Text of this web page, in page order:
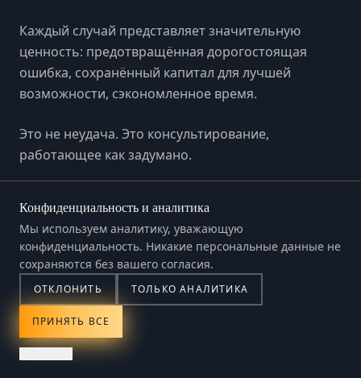
Конфиденциальность и аналитика
Мы используем аналитику, уважающую
конфиденциальность. Никакие персональные данные не
сохраняются без вашего согласия.
ОТКЛОНИТЬ ТОЛЬКО АНАЛИТИКА
ПРИНЯТЬ ВСЕ
Каждый случай представляет значительную
ценность: предотвращённая дорогостоящая
ошибка, сохранённый капитал для лучшей
возможности, сэкономленное время.
Это не неудача. Это консультирование,
работающее как задумано.
ФИЛОСОФИЯ
Лояльность исключительно